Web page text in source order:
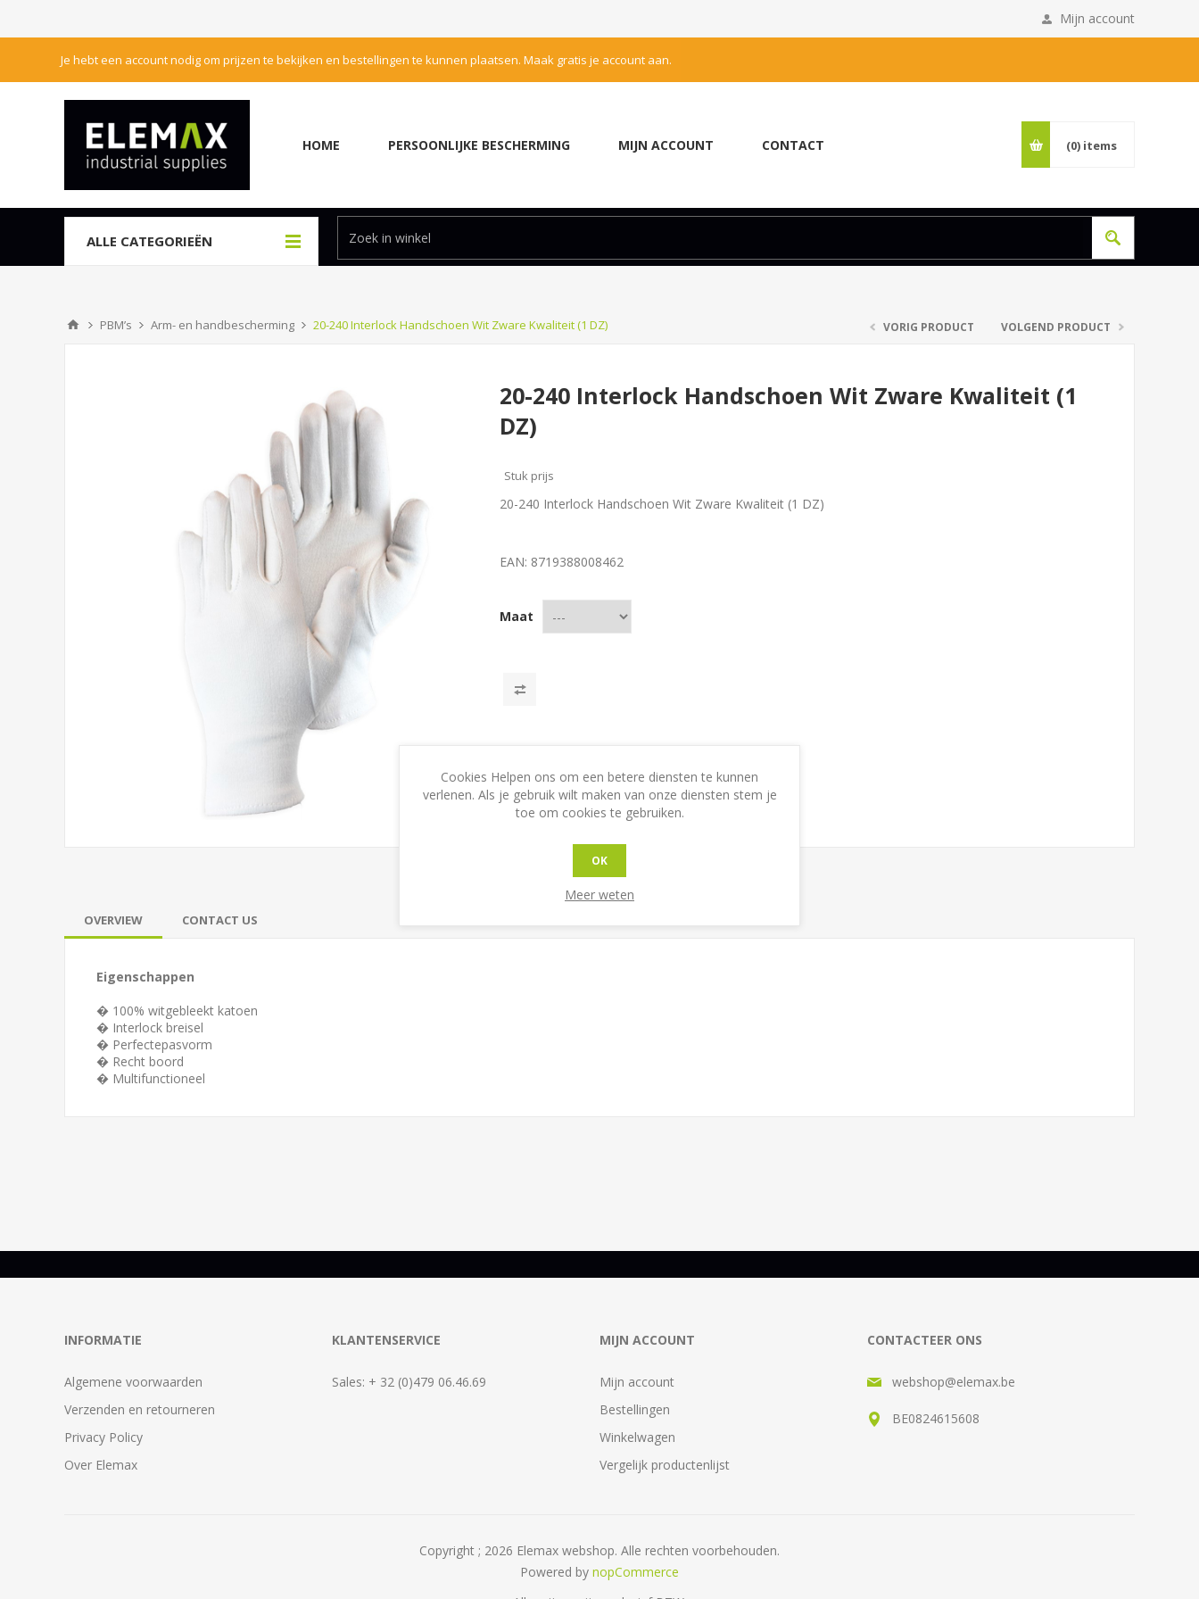
Mijn account
Je hebt een account nodig om prijzen te bekijken en bestellingen te kunnen plaatsen. Maak gratis je account aan.
HOME PERSOONLIJKE BESCHERMING MIJN ACCOUNT CONTACT (0) items
ALLE CATEGORIEËN
PBM’s Arm- en handbescherming 20-240 Interlock Handschoen Wit Zware Kwaliteit (1 DZ) VORIG PRODUCT VOLGEND PRODUCT
20-240 Interlock Handschoen Wit Zware Kwaliteit (1
DZ)
Stuk prijs
20-240 Interlock Handschoen Wit Zware Kwaliteit (1 DZ)
EAN: 8719388008462
Maat
OVERVIEW CONTACT US
Eigenschappen
� 100% witgebleekt katoen
� Interlock breisel
� Perfectepasvorm
� Recht boord
� Multifunctioneel
INFORMATIE
Algemene voorwaarden
Verzenden en retourneren
Privacy Policy
Over Elemax
KLANTENSERVICE
Sales: + 32 (0)479 06.46.69
MIJN ACCOUNT
Mijn account
Bestellingen
Winkelwagen
Vergelijk productenlijst
CONTACTEER ONS
webshop@elemax.be
BE0824615608
Copyright ; 2026 Elemax webshop. Alle rechten voorbehouden.
Powered by nopCommerce
Cookies Helpen ons om een betere diensten te kunnen
verlenen. Als je gebruik wilt maken van onze diensten stem je
toe om cookies te gebruiken.
OK
Meer weten